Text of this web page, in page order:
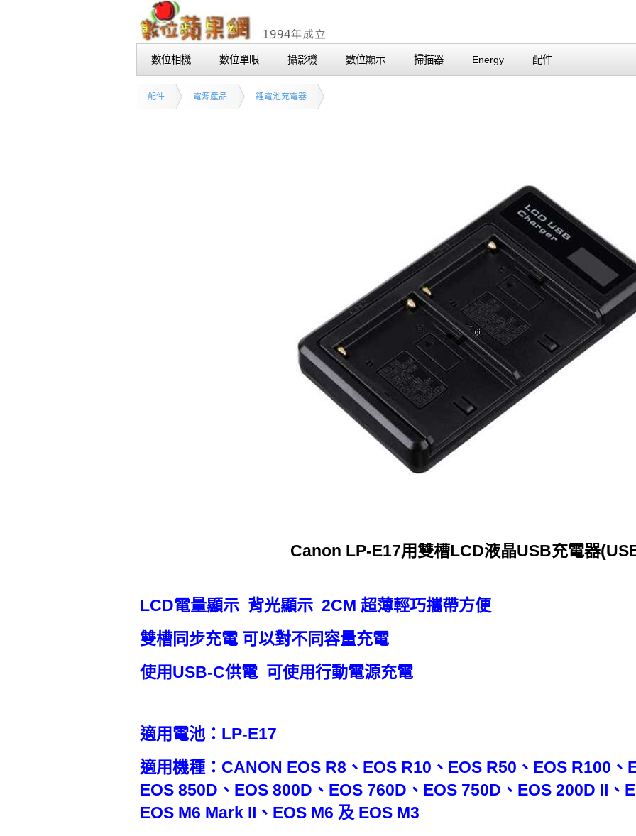
數位相機 數位單眼 攝影機 數位顯示 掃描器 Energy 配件
配件 電源產品 鋰電池充電器
Canon LP-E17用雙槽LCD液晶USB充電器
LCD電量顯示 背光顯示 2CM 超薄輕巧攜帶方便
雙槽同步充電 可以對不同容量充電
使用USB-C供電 可使用行動電源充電
適用電池：LP-E17
適用機種：CANON EOS R8、EOS R10、EOS R50、EOS R100、
EOS 850D、EOS 800D、EOS 760D、EOS 750D、EOS 200D II、
EOS M6 Mark II、EOS M6 及 EOS M3